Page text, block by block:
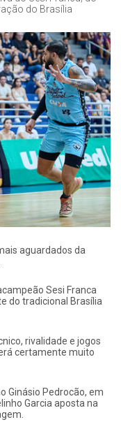
do Brasília
aguardados da
Sesi Franca
do tradicional Brasília
rivalidade e jogos
certamente muito
Ginásio Pedrocão, em
Garcia aposta na